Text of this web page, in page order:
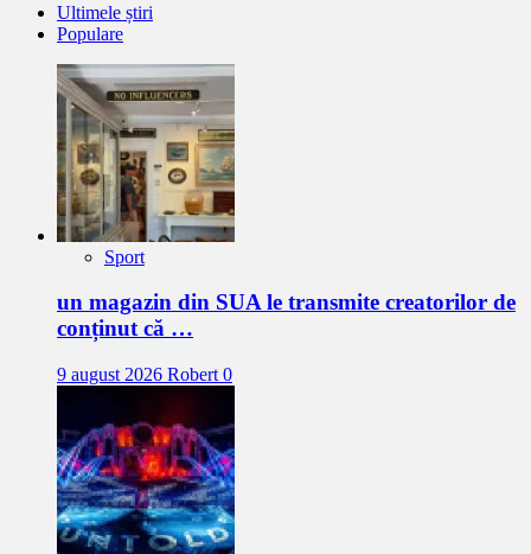
Ultimele știri
Populare
Sport
un magazin din SUA le transmite creatorilor de
conținut că …
9 august 2026 Robert 0